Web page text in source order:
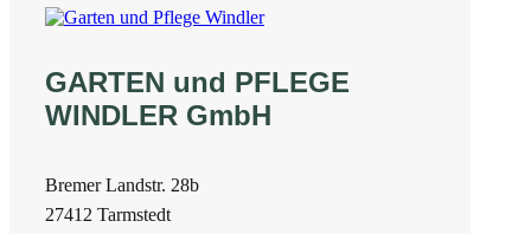
GARTEN und PFLEGE
WINDLER GmbH
Bremer Landstr. 28b
27412 Tarmstedt